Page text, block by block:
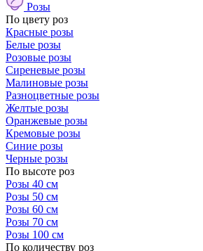
Розы
По цвету роз
Красные розы
Белые розы
Розовые розы
Сиреневые розы
Малиновые розы
Разноцветные розы
Желтые розы
Оранжевые розы
Кремовые розы
Синие розы
Черные розы
По высоте роз
Розы 40 см
Розы 50 см
Розы 60 см
Розы 70 см
Розы 100 см
По количеству роз